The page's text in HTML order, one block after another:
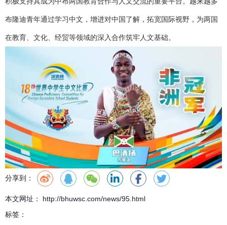
布隆迪青年通过学习中文，增进对中国了解，拓宽国际视野，为两国
在教育、文化、经贸等领域的深入合作筑牢人文基础。
分享到：
本文网址： http://bhuwsc.com/news/95.html
标签：